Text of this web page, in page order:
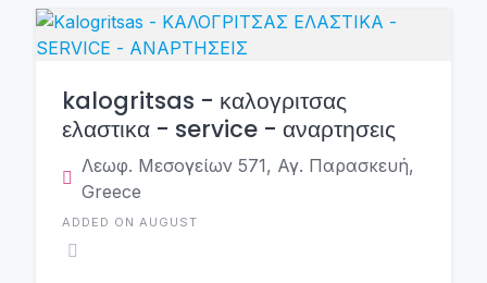
kalogritsas - καλογριτσας
ελαστικα - service - αναρτησεις
Λεωφ. Μεσογείων 571, Αγ. Παρασκευή,
Greece
ADDED ON AUGUST